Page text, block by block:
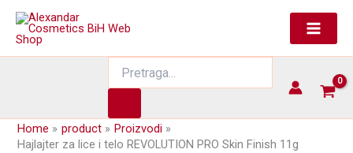
Skip
content
search
Home product
Proizvodi
Hajlajter za lice i telo REVOLUTION PRO Skin Finish 11g